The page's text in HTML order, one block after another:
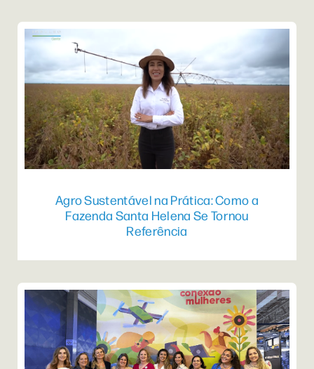
Agro Sustentável na Prática: Como a
Fazenda Santa Helena Se Tornou
Referência